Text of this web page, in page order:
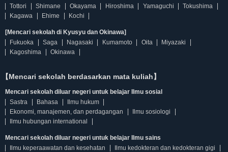
Tottori
Shimane Okayama Hiroshima Yamaguchi
Tokushima
Kagawa
Ehime Kochi
[Mencari sekolah di Kyusyu dan Okinawa]
Fukuoka
Saga Nagasaki Kumamoto Oita
Miyazaki
Kagoshima
Okinawa
【Mencari sekolah berdasarkan mata kuliah】
Mencari sekolah diluar negeri untuk belajar Ilmu sosial
Sastra
Bahasa
Ilmu hukum
Ekonomi, manajemen, dan perdagangan
Ilmu sosiologi
Ilmu hubungan international
Mencari sekolah diluar negeri untuk belajar Ilmu sains
Ilmu keperaawatan dan kesehatan
Ilmu kedokteran dan kedokteran gigi